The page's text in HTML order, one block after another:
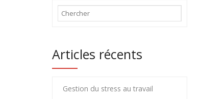
Articles récents
Gestion du stress au travail